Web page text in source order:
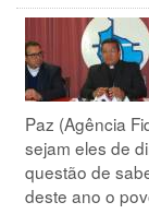
Paz (Agência
sejam eles de
questão de
deste ano o